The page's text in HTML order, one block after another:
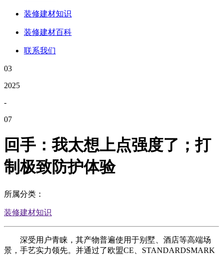
装修建材知识
装修建材百科
联系我们
03
2025
-
07
回手：我太想上点强度了；打
制极致防护体验
所属分类：
装修建材知识
深受用户青睐，其产物普遍使用于别墅、酒店等高端场
景，手艺实力领先。并通过了欧盟CE、STANDARDSMARK